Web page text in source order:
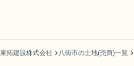
拓建設株式会社 八街市の土地(売買)一覧